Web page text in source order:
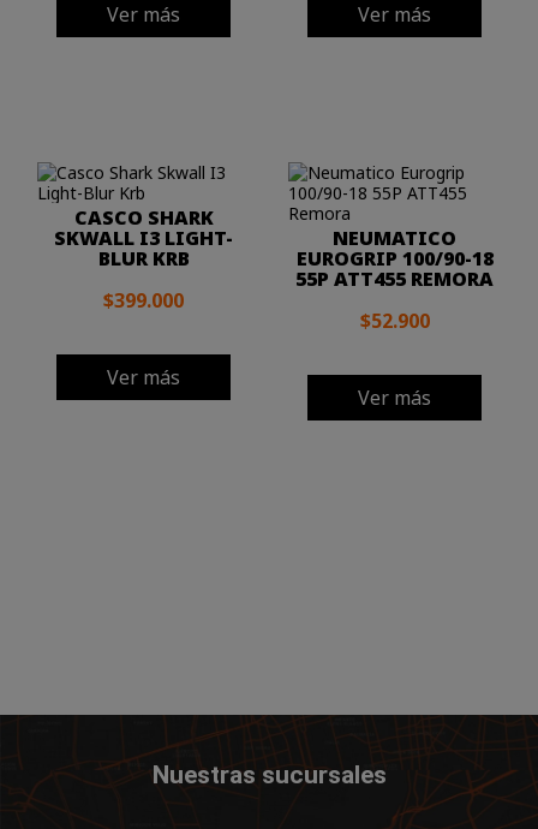
Ver más Ver más
CASCO SHARK
SKWALL I3 LIGHT-
BLUR KRB
$399.000
Ver más
NEUMATICO
EUROGRIP 100/90-18
55P ATT455 REMORA
$52.900
Ver más
Nuestras sucursales